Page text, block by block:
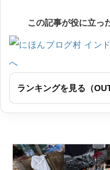
この記事が役に立っ
ランキングを見る（OUT